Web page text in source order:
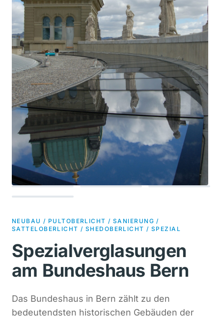
NEUBAU / PULTOBERLICHT / SANIERUNG /
SATTELOBERLICHT / SHEDOBERLICHT / SPEZIAL
Spezialverglasungen
am Bundeshaus Bern
Das Bundeshaus in Bern zählt zu den
bedeutendsten historischen Gebäuden der